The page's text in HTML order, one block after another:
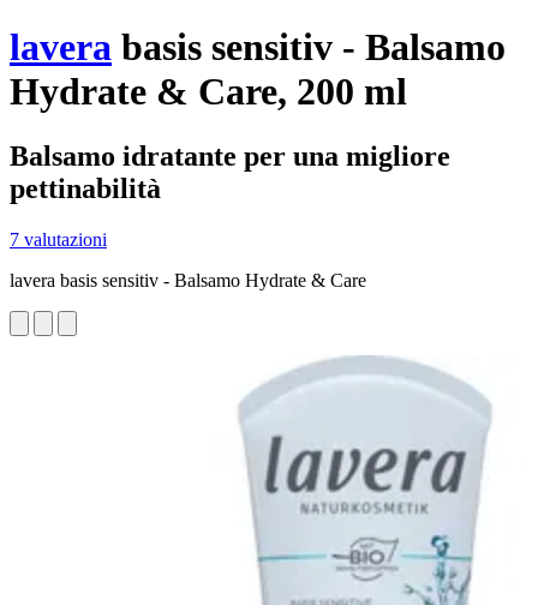
lavera basis sensitiv - Balsamo
Hydrate & Care, 200 ml
Balsamo idratante per una migliore
pettinabilità
7 valutazioni
lavera basis sensitiv - Balsamo Hydrate & Care